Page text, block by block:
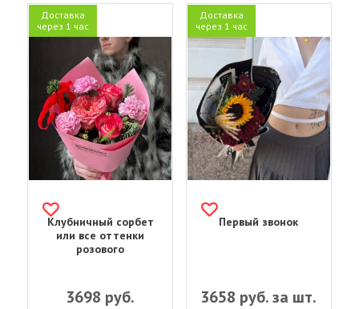
Доставка
через 1 час
Клубничный сорбет
или все оттенки
розового
3698 руб.
Доставка
через 1 час
Первый звонок
3658 руб. за шт.